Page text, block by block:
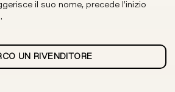
il suo nome, precede l’inizio
UN RIVENDITORE